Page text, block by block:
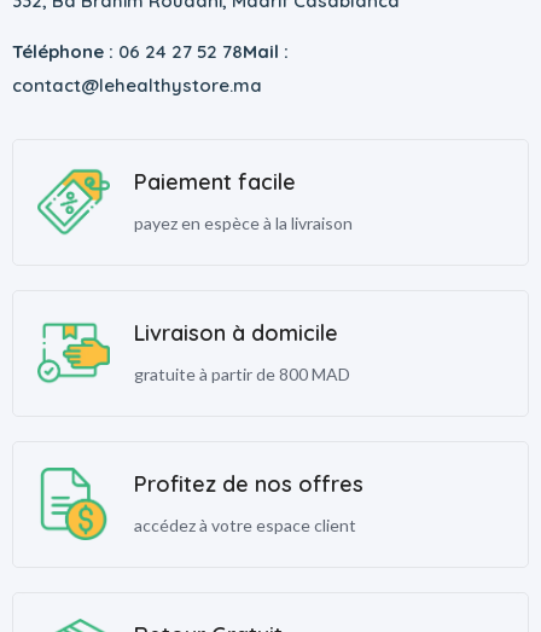
Téléphone : 06 24 27 52 78Mail :
contact@lehealthystore.ma
Paiement facile
payez en espèce à la livraison
Livraison à domicile
gratuite à partir de 800 MAD
Profitez de nos offres
accédez à votre espace client